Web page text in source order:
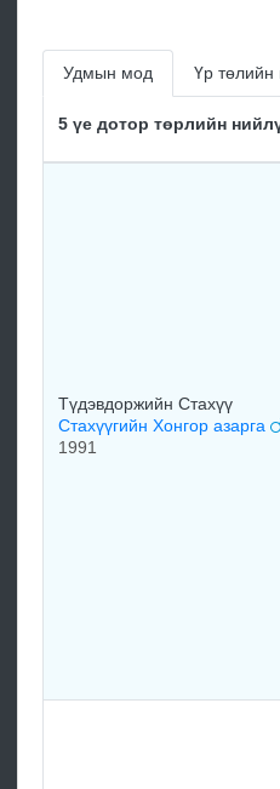
Удмын мод Үр төлийн
5 үе дотор төрлийн
Түдэвдоржийн Стахүү
Стахүүгийн Хонгор азарга
1991